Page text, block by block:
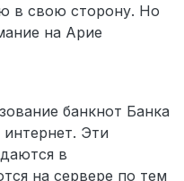
в свою сторону. Но
на Арие
банкнот Банка
интернет. Эти
в
на сервере по тем